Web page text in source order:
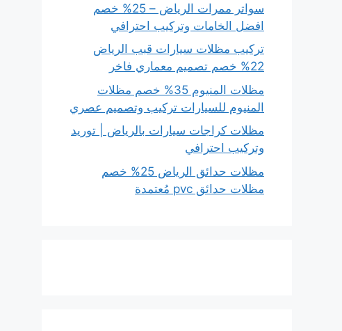
سواتر ممرات الرياض – 25% خصم
افضل الخامات وتركيب احترافي
تركيب مظلات سيارات قبب الرياض
22% خصم تصميم معماري فاخر
مظلات المنيوم 35% خصم مظلات
المنيوم للسيارات تركيب وتصميم عصري
مظلات كراجات سيارات بالرياض | توريد
وتركيب احترافي
مظلات حدائق الرياض 25% خصم
مظلات حدائق pvc مُعتمدة